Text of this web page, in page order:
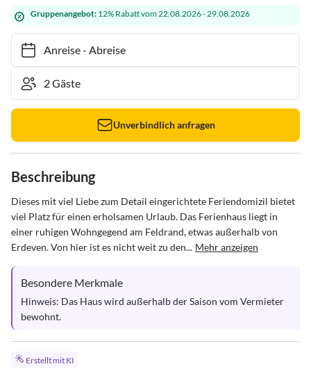
Gruppenangebot: 12% Rabatt vom 22.08.2026 - 29.08.2026
Anreise- Abreise
Unverbindlich anfragen
Beschreibung
Dieses mit viel Liebe zum Detail eingerichtete Feriendomizil bietet
viel Platz für einen erholsamen Urlaub. Das Ferienhaus liegt in
einer ruhigen Wohngegend am Feldrand, etwas außerhalb von
Erdeven. Von hier ist es nicht weit zu den... Mehr anzeigen
Besondere Merkmale
Hinweis: Das Haus wird außerhalb der Saison vom Vermieter
bewohnt.
Erstellt mit KI